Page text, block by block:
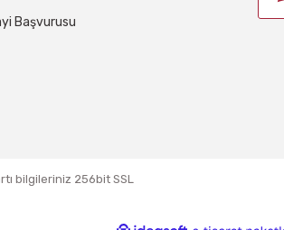
Başvurusu
bilgileriniz 256bit SSL